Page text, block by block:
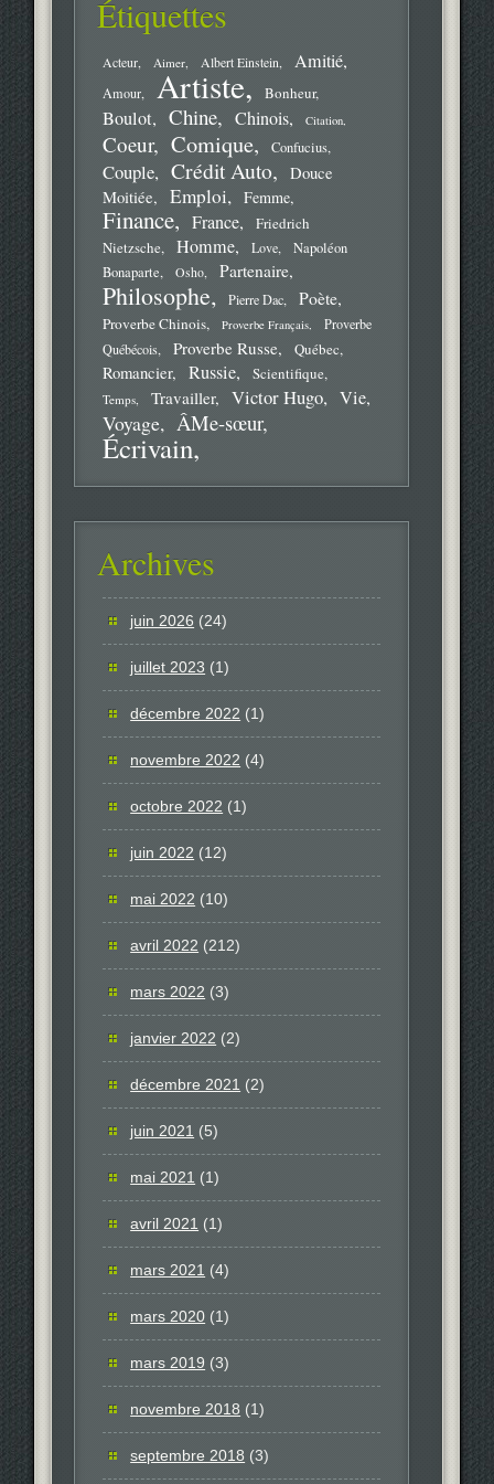
Étiquettes
Acteur Aimer Albert Einstein Amitié
Amour Artiste Bonheur
Boulot Chine Chinois Citation
Coeur Comique Confucius
Couple Crédit Auto
Douce
Moitiée
Emploi Femme
Finance France
Friedrich
Nietzsche
Homme Love
Napoléon
Bonaparte
Osho Partenaire
Philosophe Pierre Dac Poète
Proverbe Chinois Proverbe Français
Proverbe
Québécois
Proverbe Russe Québec
Romancier Russie Scientifique
Temps Travailler Victor Hugo Vie
Voyage ÂMe-sœur
Écrivain
Archives
juin 2026 (24)
juillet 2023 (1)
décembre 2022 (1)
novembre 2022 (4)
octobre 2022 (1)
juin 2022 (12)
mai 2022 (10)
avril 2022 (212)
mars 2022 (3)
janvier 2022 (2)
décembre 2021 (2)
juin 2021 (5)
mai 2021 (1)
avril 2021 (1)
mars 2021 (4)
mars 2020 (1)
mars 2019 (3)
novembre 2018 (1)
septembre 2018 (3)